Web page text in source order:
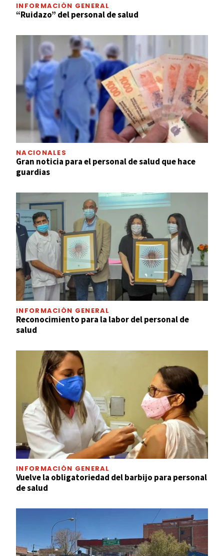
INFORMACIÓN GENERAL
“Ruidazo” del personal de salud
NACIONALES
Gran noticia para el personal de salud que hace
guardias
INFORMACIÓN GENERAL
Reconocimiento para la labor del personal de
salud
INFORMACIÓN GENERAL
Vuelve la obligatoriedad del barbijo para personal
de salud